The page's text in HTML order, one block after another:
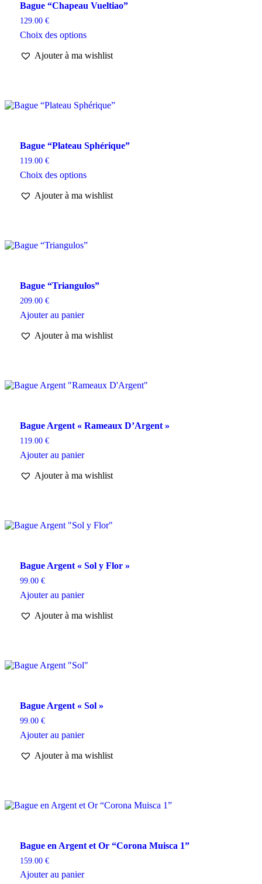
Bague “Chapeau Vueltiao”
129.00 €
Choix des options
Ajouter à ma wishlist
Bague “Plateau Sphérique”
119.00 €
Choix des options
Ajouter à ma wishlist
Bague “Triangulos”
209.00 €
Ajouter au panier
Ajouter à ma wishlist
Bague Argent « Rameaux D’Argent »
119.00 €
Ajouter au panier
Ajouter à ma wishlist
Bague Argent « Sol y Flor »
99.00 €
Ajouter au panier
Ajouter à ma wishlist
Bague Argent « Sol »
99.00 €
Ajouter au panier
Ajouter à ma wishlist
Bague en Argent et Or “Corona Muisca 1”
159.00 €
Ajouter au panier